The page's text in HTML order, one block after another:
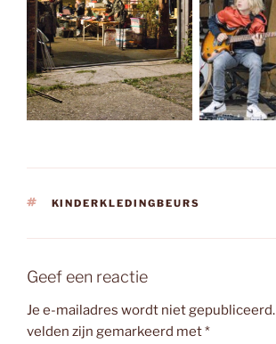
TAGS
KINDERKLEDINGBEURS
Geef een reactie
Je e-mailadres wordt niet gepubliceerd.
velden zijn gemarkeerd met*